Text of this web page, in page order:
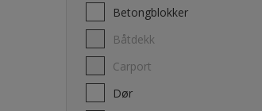
Betongblokker
Båtdekk
carport
Dør